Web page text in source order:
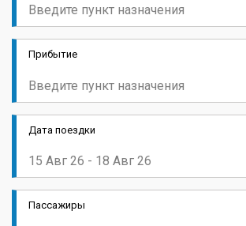
Прибытие
Дата поездки
Пассажиры